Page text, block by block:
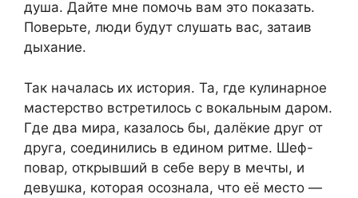
душа. Дайте мне помочь вам это показать.
Поверьте, люди будут слушать вас, затаив
дыхание.
Так началась их история. Та, где кулинарное
мастерство встретилось с вокальным даром.
Где два мира, казалось бы, далёкие друг от
друга, соединились в едином ритме. Шеф-
повар, открывший в себе веру в мечты, и
девушка, которая осознала, что её место —